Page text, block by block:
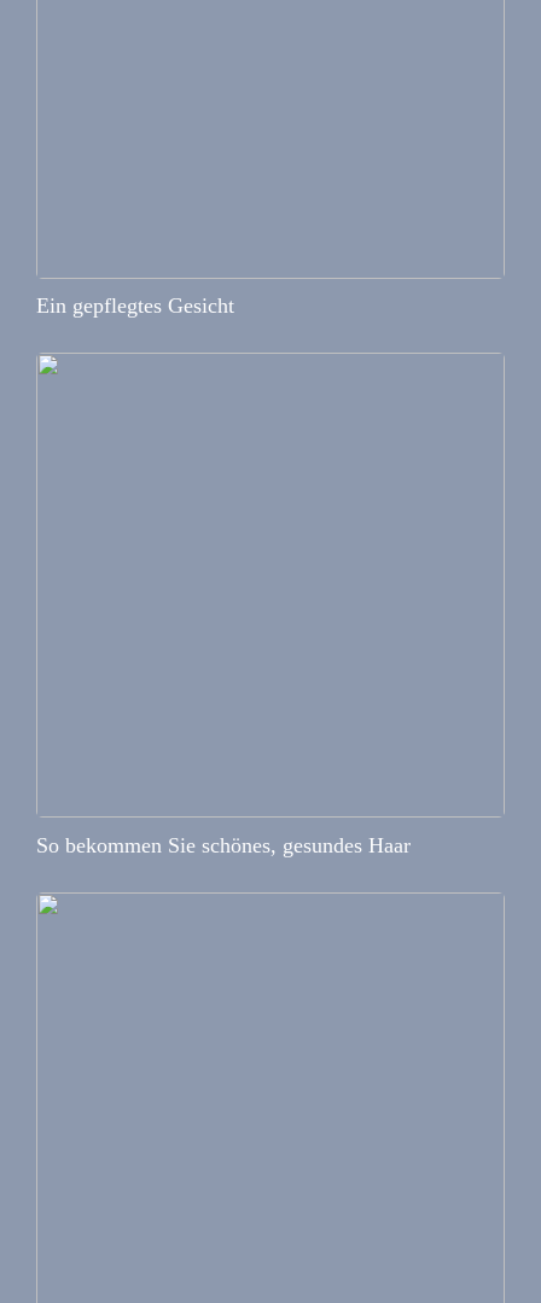
Ein gepflegtes Gesicht
So bekommen Sie schönes, gesundes Haar